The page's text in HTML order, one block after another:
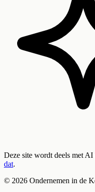
Deze site wordt deels met
dat.
© 2026 Ondernemen in de